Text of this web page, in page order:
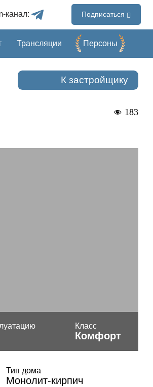
канал: Подписаться
Трансляции Перcоны
К застройщику
183
Класс
Комфорт
Тип дома
Монолит-кирпич